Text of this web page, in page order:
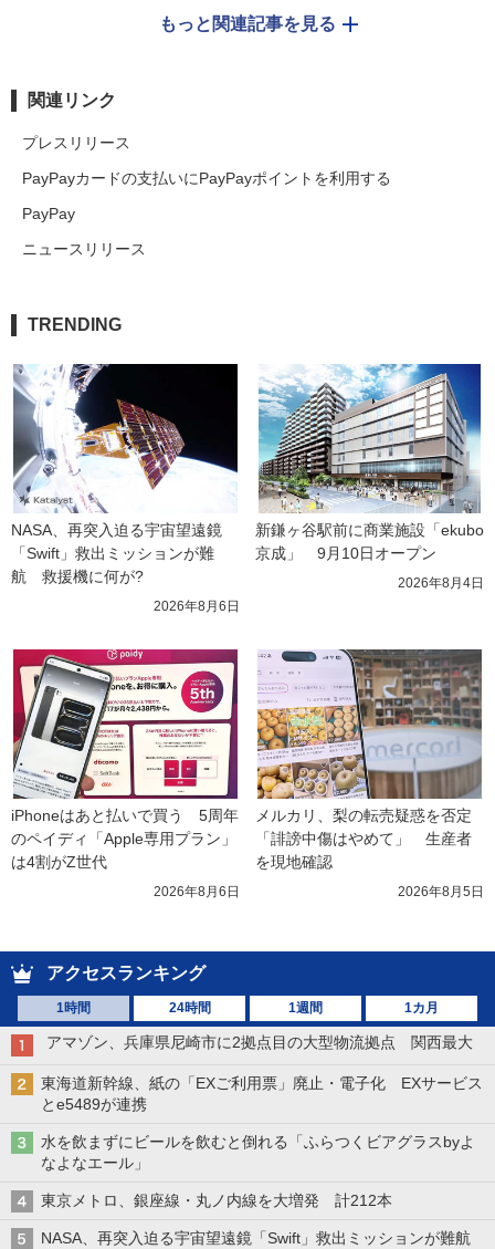
もっと関連記事を見る
関連リンク
プレスリリース
PayPayカードの支払いにPayPayポイントを利用する
PayPay
ニュースリリース
TRENDING
NASA、再突入迫る宇宙望遠鏡
「Swift」救出ミッションが難
航　救援機に何が?
2026年8月6日
新鎌ヶ谷駅前に商業施設「ekubo
京成」　9月10日オープン
2026年8月4日
iPhoneはあと払いで買う　5周年
のペイディ「Apple専用プラン」
は4割がZ世代
2026年8月6日
メルカリ、梨の転売疑惑を否定
「誹謗中傷はやめて」　生産者
を現地確認
2026年8月5日
アクセスランキング
1時間 24時間 1週間 1カ月
アマゾン、兵庫県尼崎市に2拠点目の大型物流拠点 関西最大
東海道新幹線、紙の「EXご利用票」廃止・電子化 EXサービス
とe5489が連携
水を飲まずにビールを飲むと倒れる「ふらつくビアグラスbyよ
なよなエール」
東京メトロ、銀座線・丸ノ内線を大増発 計212本
NASA、再突入迫る宇宙望遠鏡「Swift」救出ミッションが難航